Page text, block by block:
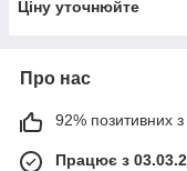
Ціну уточнюйте
Про нас
92% позитивних з
Працює з